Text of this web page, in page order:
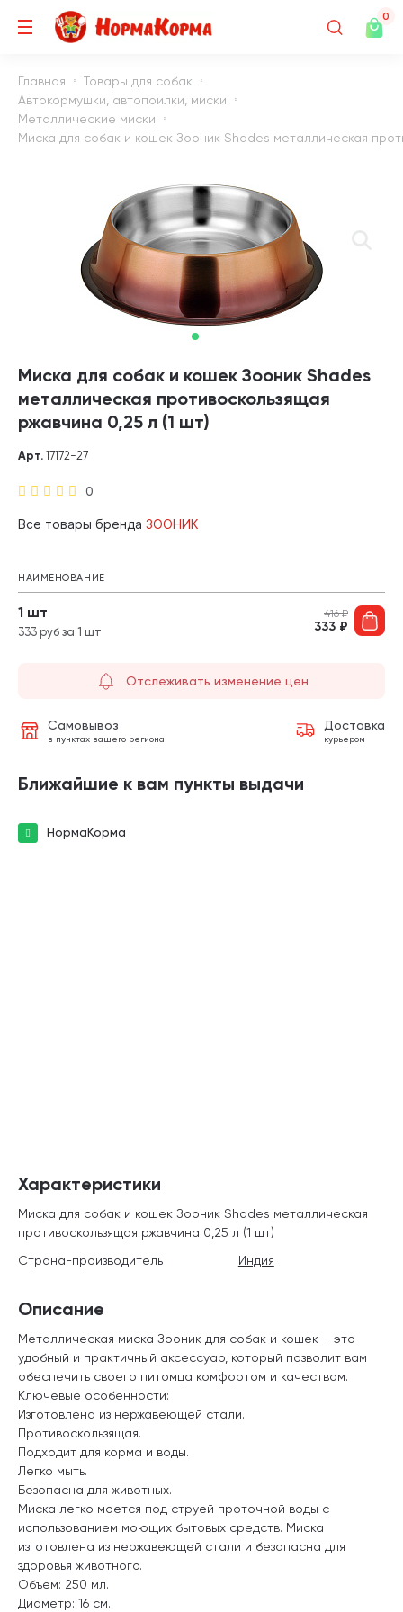
0
Главная
Товары для собак
Автокормушки, автопоилки, миски
Металлические миски
Миска для собак и кошек Зооник Shades металлическая
Миска для собак и кошек Зооник Shades
металлическая противоскользящая
ржавчина 0,25 л (1 шт)
0
Арт. 17172-27
Все товары бренда ЗООНИК
НАИМЕНОВАНИЕ
1 шт
333 руб за 1 шт
416₽
333 ₽
Отслеживать изменение цен
Самовывоз
в пунктах вашего региона
Доставка
курьером
Ближайшие к вам пункты выдачи
НормаКорма
Описание
Металлическая миска Зооник для собак и кошек – это
удобный и практичный аксессуар, который позволит вам
обеспечить своего питомца комфортом и качеством.
Ключевые особенности:
Изготовлена из нержавеющей стали.
Противоскользящая.
Подходит для корма и воды.
Легко мыть.
Безопасна для животных.
Миска легко моется под струей проточной воды с
использованием моющих бытовых средств. Миска
изготовлена из нержавеющей стали и безопасна для
здоровья животного.
Объем: 250 мл.
Диаметр: 16 см.
Характеристики
Миска для собак и кошек Зооник Shades металлическая
противоскользящая ржавчина 0,25 л (1 шт)
Страна-производитель
Индия